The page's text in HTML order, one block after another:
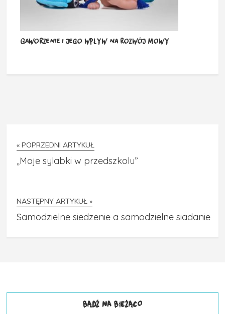
Gaworzenie i jego wpływ na rozwój mowy
« POPRZEDNI ARTYKUŁ
„Moje sylabki w przedszkolu”
NASTĘPNY ARTYKUŁ »
Samodzielne siedzenie a samodzielne siadanie
BĄDŹ NA BIEŻĄCO